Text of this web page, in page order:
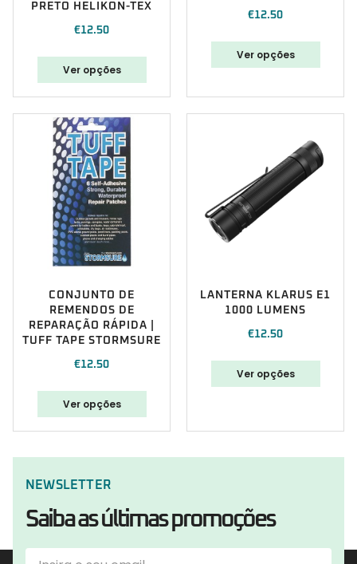
PRETO HELIKON-TEX
€12.50
Ver opções
€12.50
Ver opções
CONJUNTO DE
REMENDOS DE
REPARAÇÃO RÁPIDA |
TUFF TAPE STORMSURE
€12.50
Ver opções
LANTERNA KLARUS E1
1000 LUMENS
€12.50
Ver opções
NEWSLETTER
Saiba as últimas promoções